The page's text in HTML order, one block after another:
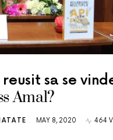
sa se
Amal?
MAY 8, 2020 464